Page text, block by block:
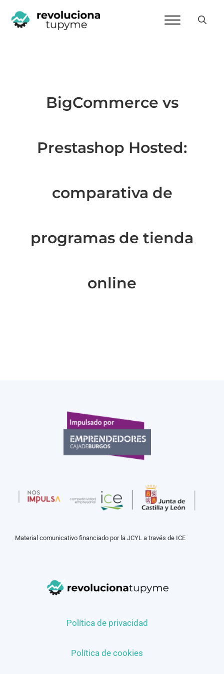
BigCommerce vs
Prestashop Hosted:
comparativa de
programas de tienda
online
Material comunicativo financiado por la JCYL a través de ICE
Política de privacidad
Política de cookies